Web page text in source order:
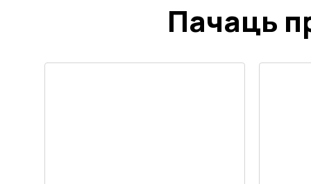
Пачаць